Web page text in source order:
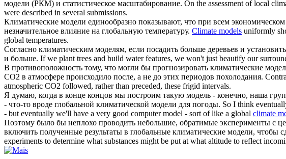
модели (РКМ) и статистическое масштабирование. On the assessment of local
were described in several submissions.
Климатические модели единообразно показывают, что при всем
незначительное влияние на глобальную температуру. Climate models uniformly
global temperatures.
Согласно климатическим моделям, если посадить больше деревьев и
и больше. If we plant trees and build water features, we won't just beautify our
В противоположность тому, что могли бы прогнозировать климатические
CO2 в атмосфере происходило после, а не до этих периодов похолодания.
atmospheric CO2 followed, rather than preceded, these frigid intervals.
Я думаю, когда в конце концов мы построим такую модель - конечно, наша
- что-то вроде глобальной климатической модели для погоды. So I think
- but eventually we'll have a very good computer model - sort of like a global climate
Поэтому было бы неплохо проводить небольшие, обратимые эксперименты с
включить полученные результаты в глобальные климатические модели, чтобы
experiments to determine what substances might be put at what altitude to reflect